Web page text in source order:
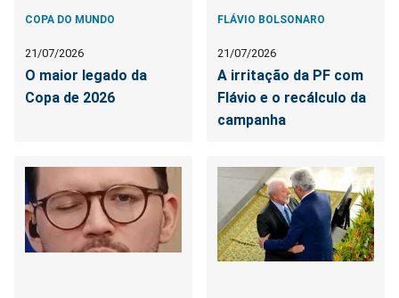
COPA DO MUNDO
21/07/2026
O maior legado da
Copa de 2026
FLÁVIO BOLSONARO
21/07/2026
A irritação da PF com
Flávio e o recálculo da
campanha